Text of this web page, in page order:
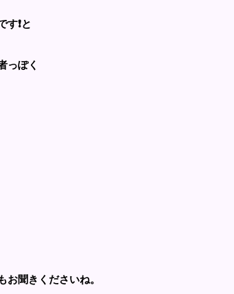
❗️と
っぽく
聞きくださいね。